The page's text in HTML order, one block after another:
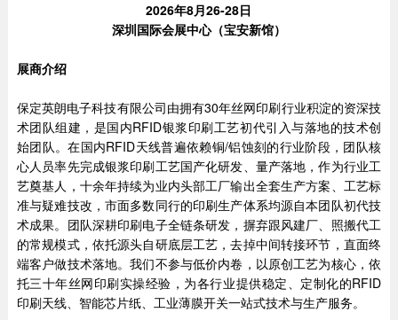
2026年8月26-28日
深圳国际会展中心（宝安新馆）
展商介绍
保定英朗电子科技有限公司由拥有30年丝网印刷行业积淀的资深技
术团队组建，是国内RFID银浆印刷工艺初代引入与落地的技术创
始团队。在国内RFID天线普遍依赖铜/铝蚀刻的行业阶段，团队核
心人员率先完成银浆印刷工艺国产化研发、量产落地，作为行业工
艺奠基人，十余年持续为业内头部工厂输出全套生产方案、工艺标
准与疑难技改，市面多数同行的印刷生产体系均源自本团队初代技
术成果。团队深耕印刷电子全链条研发，摒弃跟风建厂、照搬代工
的常规模式，依托源头自研底层工艺，去掉中间转接环节，直面终
端客户做技术落地。我们不参与低价内卷，以原创工艺为核心，依
托三十年丝网印刷实操经验，为各行业提供稳定、定制化的RFID
印刷天线、智能芯片纸、工业薄膜开关一站式技术与生产服务。